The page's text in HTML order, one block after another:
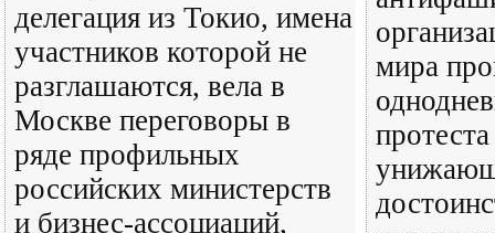
делегация из Токио, имена
участников которой не
разглашаются, вела в
Москве переговоры в
ряде профильных
российских министерств
и бизнес-ассоциаций,
мира